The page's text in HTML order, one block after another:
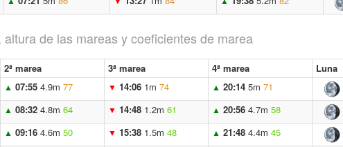
de las mareas y coeficientes de marea
2ª marea 3ª marea 4ª marea Luna
▲ 07:55 4.9m 77 ▼ 14:06 1m 74 ▲ 20:14 5m 71
▲ 08:32 4.8m 64 ▼ 14:48 1.2m 61 ▲ 20:56 4.7m 58
▲ 09:16 4.6m 50 ▼ 15:38 1.5m 48 ▲ 21:48 4.4m 45